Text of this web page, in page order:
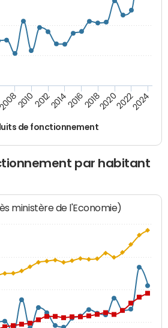
de fonctionnement
20102012201420162018202020222024
par habitant
ministère de l'Economie)